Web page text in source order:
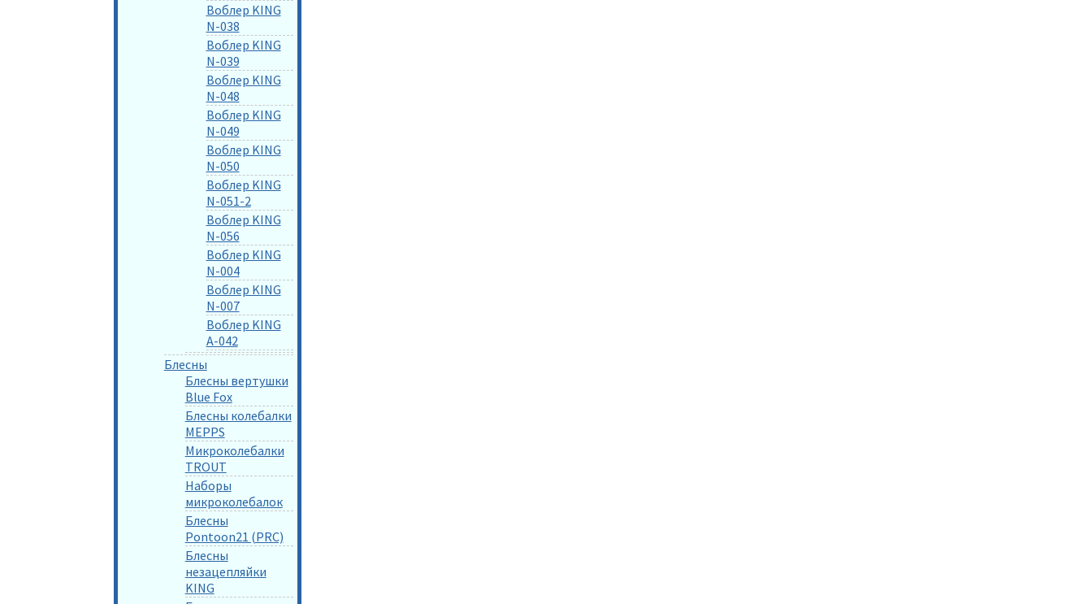
Воблер KING
N-038
Воблер KING
N-039
Воблер KING
N-048
Воблер KING
N-049
Воблер KING
N-050
Воблер KING
N-051-2
Воблер KING
N-056
Воблер KING
N-004
Воблер KING
N-007
Воблер KING
A-042
Блесны
Блесны вертушки
Blue Fox
Блесны колебалки
MEPPS
Микроколебалки
TROUT
Наборы
микроколебалок
Блесны
Pontoon21 (PRC)
Блесны
незацепляйки
KING